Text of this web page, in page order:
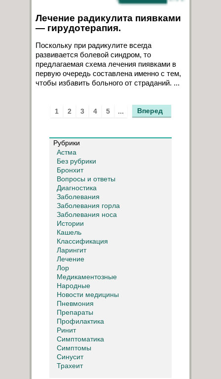
Лечение радикулита пиявками
— гирудотерапия.
Поскольку при радикулите всегда
развивается болевой синдром, то
предлагаемая схема лечения пиявками в
первую очередь составлена именно с тем,
чтобы избавить больного от страданий. ...
1 2 3 4 5 ... Вперед
Рубрики
Астма
Без рубрики
Бронхит
Вопросы и ответы
Диагностика
Заболевания
Заболевания горла
Заболевания носа
Истории
Кашель
Классификация
Ларингит
Лечение
Лор
Медикаментозные
Народные
Новости медицины
Пневмония
Препараты
Профилактика
Ринит
Симптоматика
Симптомы
Синусит
Трахеит